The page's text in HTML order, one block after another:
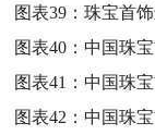
图表39：珠宝首
图表40：中国珠
图表41：中国珠
图表42：中国珠